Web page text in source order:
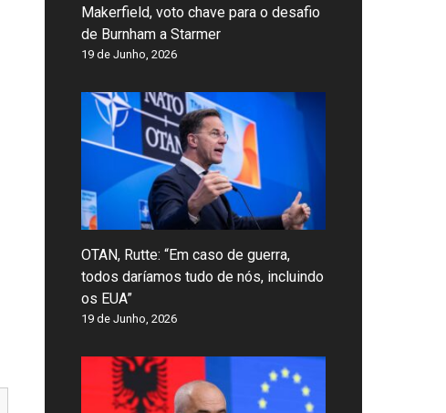
Makerfield, voto chave para o desafio
de Burnham a Starmer
19 de Junho, 2026
OTAN, Rutte: “Em caso de guerra,
todos daríamos tudo de nós, incluindo
os EUA”
19 de Junho, 2026